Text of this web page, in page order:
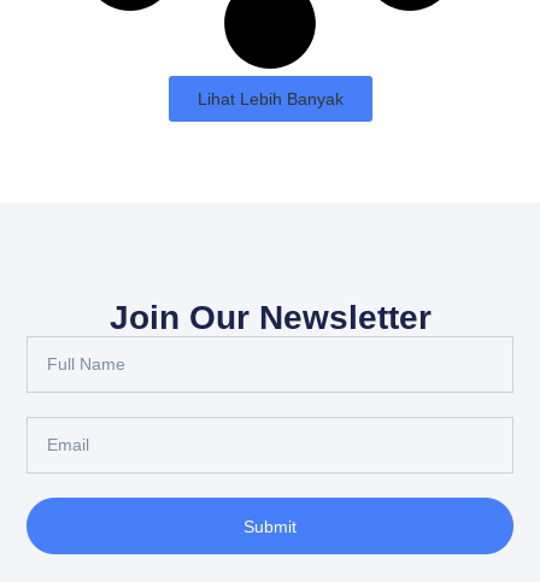
Lihat Lebih Banyak
Join Our Newsletter
Submit